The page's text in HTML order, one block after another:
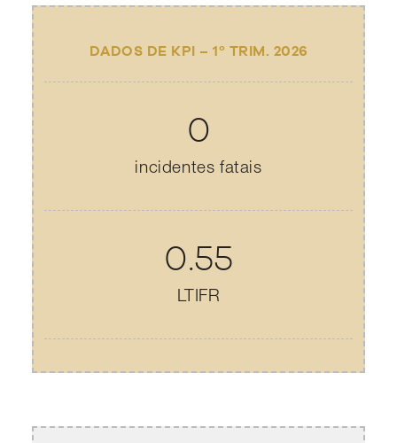
DADOS DE KPI – 1º TRIM. 2026
0
incidentes fatais
0.55
LTIFR